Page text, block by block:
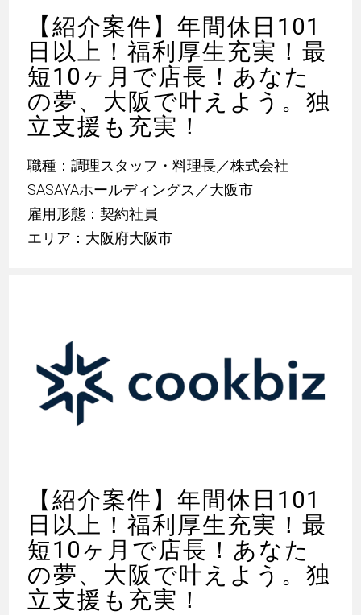
【紹介案件】年間休日101
日以上！福利厚生充実！最
短10ヶ月で店長！あなた
の夢、大阪で叶えよう。独
立支援も充実！
職種：調理スタッフ・料理長／株式会社
SASAYAホールディングス／大阪市
雇用形態：契約社員
エリア：大阪府大阪市
【紹介案件】年間休日101
日以上！福利厚生充実！最
短10ヶ月で店長！あなた
の夢、大阪で叶えよう。独
立支援も充実！